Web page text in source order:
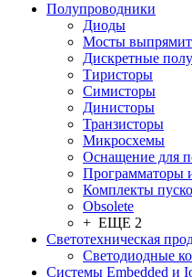
Полупроводники
Диоды
Мосты
Дискретные
Тиристоры
Симисторы
Динисторы
Транзисторы
Микросхемы
Оснащение для
Программаторы
Комплекты
Obsolete
+ ЕЩЕ 2
Светотехническая
Светодиодные
Системы Embedded и